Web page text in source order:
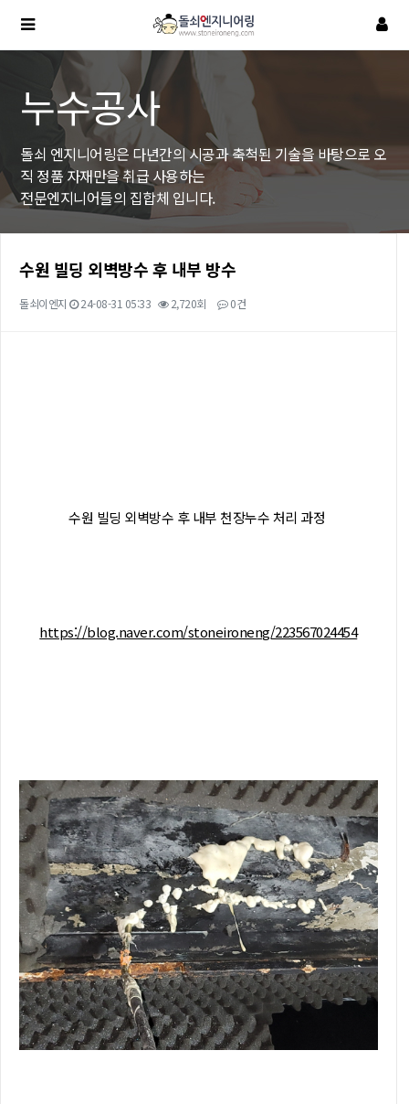
누수공사
돌쇠 엔지니어링은 다년간의 시공과 축척된 기술을 바탕으로 오
직 정품 자재만을 취급 사용하는
전문엔지니어들의 집합체 입니다.
수원 빌딩 외벽방수 후 내부 방수
돌쇠이엔지 24-08-31 05:33 2,720회 0건
수원 빌딩 외벽방수 후 내부 천장누수 처리 과정
https://blog.naver.com/stoneironeng/223567024454